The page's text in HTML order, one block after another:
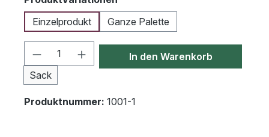
Einzelprodukt
Ganze Palette
Produkt Anzahl: Gib den gewünschten
Sack
In den Warenkorb
Produktnummer: 1001-1